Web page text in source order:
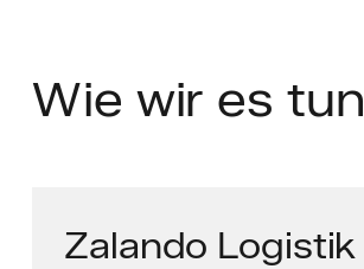
Wie wir es tun
Zalando Logistik